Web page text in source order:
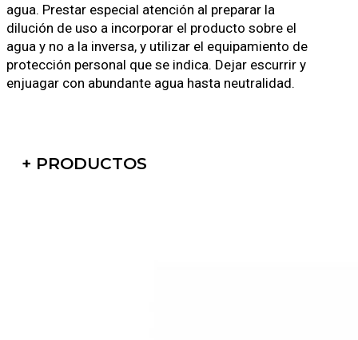
agua. Prestar especial atención al preparar la
dilución de uso a incorporar el producto sobre el
agua y no a la inversa, y utilizar el equipamiento de
protección personal que se indica. Dejar escurrir y
enjuagar con abundante agua hasta neutralidad.
+ PRODUCTOS